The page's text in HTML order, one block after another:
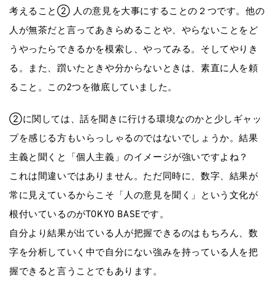
考えること② 人の意見を大事にすることの２つです。他の
人が無茶だと言ってあきらめることや、やらないことをど
うやったらできるかを模索し、やってみる。そしてやりき
る。また、躓いたときや分からないときは、素直に人を頼
ること。この2つを徹底していました。
②に関しては、話を聞きに行ける環境なのかと少しギャッ
プを感じる方もいらっしゃるのではないでしょうか。結果
主義と聞くと「個人主義」のイメージが強いですよね？
これは間違いではありません。ただ同時に、数字、結果が
常に見えているからこそ「人の意見を聞く」という文化が
根付いているのがTOKYO BASEです。
自分より結果が出ている人が把握できるのはもちろん、数
字を分析していく中で自分にない強みを持っている人を把
握できると言うことでもあります。